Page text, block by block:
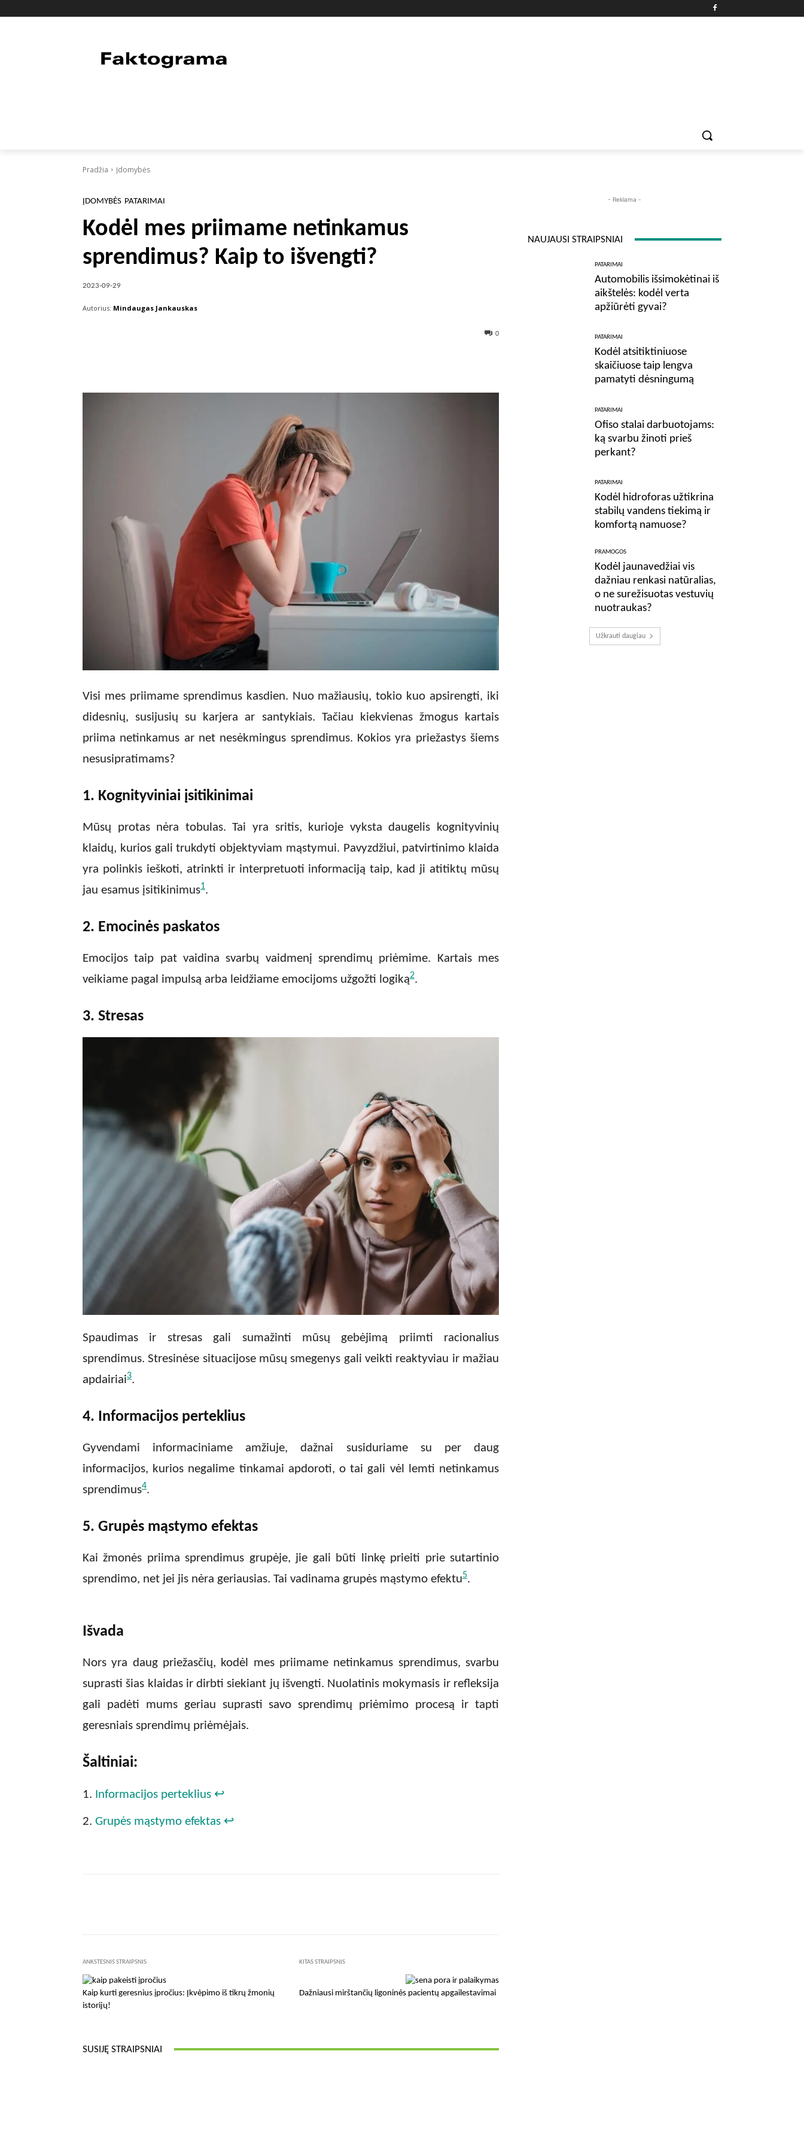
Pradžia Įdomybės
ĮDOMYBĖS PATARIMAI
Kodėl mes priimame netinkamus
sprendimus? Kaip to išvengti?
2023-09-29
Autorius: Mindaugas Jankauskas
0
Visi mes priimame sprendimus kasdien. Nuo mažiausių, tokio kuo apsirengti, iki
didesnių, susijusių su karjera ar santykiais. Tačiau kiekvienas žmogus kartais
priima netinkamus ar net nesėkmingus sprendimus. Kokios yra priežastys šiems
nesusipratimams?
1. Kognityviniai įsitikinimai
Mūsų protas nėra tobulas. Tai yra sritis, kurioje vyksta daugelis kognityvinių
klaidų, kurios gali trukdyti objektyviam mąstymui. Pavyzdžiui, patvirtinimo klaida
yra polinkis ieškoti, atrinkti ir interpretuoti informaciją taip, kad ji atitiktų mūsų
jau esamus įsitikinimus1.
2. Emocinės paskatos
Emocijos taip pat vaidina svarbų vaidmenį sprendimų priėmime. Kartais mes
veikiame pagal impulsą arba leidžiame emocijoms užgožti logiką2.
3. Stresas
Spaudimas ir stresas gali sumažinti mūsų gebėjimą priimti racionalius
sprendimus. Stresinėse situacijose mūsų smegenys gali veikti reaktyviau ir mažiau
apdairiai3.
4. Informacijos perteklius
Gyvendami informaciniame amžiuje, dažnai susiduriame su per daug
informacijos, kurios negalime tinkamai apdoroti, o tai gali vėl lemti netinkamus
sprendimus4.
5. Grupės mąstymo efektas
Kai žmonės priima sprendimus grupėje, jie gali būti linkę prieiti prie sutartinio
sprendimo, net jei jis nėra geriausias. Tai vadinama grupės mąstymo efektu5.
Išvada
Nors yra daug priežasčių, kodėl mes priimame netinkamus sprendimus, svarbu
suprasti šias klaidas ir dirbti siekiant jų išvengti. Nuolatinis mokymasis ir refleksija
gali padėti mums geriau suprasti savo sprendimų priėmimo procesą ir tapti
geresniais sprendimų priėmėjais.
Šaltiniai:
Informacijos perteklius ↩
Grupės mąstymo efektas ↩
ANKSTESNIS STRAIPSNIS
Kaip kurti geresnius įpročius: Įkvėpimo iš tikrų žmonių
istorijų!
KITAS STRAIPSNIS
Dažniausi mirštančių ligoninės pacientų apgailestavimai
SUSIJĘ STRAIPSNIAI
- Reklama -
NAUJAUSI STRAIPSNIAI
PATARIMAI
Automobilis išsimokėtinai iš
aikštelės: kodėl verta
apžiūrėti gyvai?
PATARIMAI
Kodėl atsitiktiniuose
skaičiuose taip lengva
pamatyti dėsningumą
PATARIMAI
Ofiso stalai darbuotojams:
ką svarbu žinoti prieš
perkant?
PATARIMAI
Kodėl hidroforas užtikrina
stabilų vandens tiekimą ir
komfortą namuose?
PRAMOGOS
Kodėl jaunavedžiai vis
dažniau renkasi natūralias,
o ne surežisuotas vestuvių
nuotraukas?
Užkrauti daugiau